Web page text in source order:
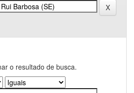
o resultado de busca.